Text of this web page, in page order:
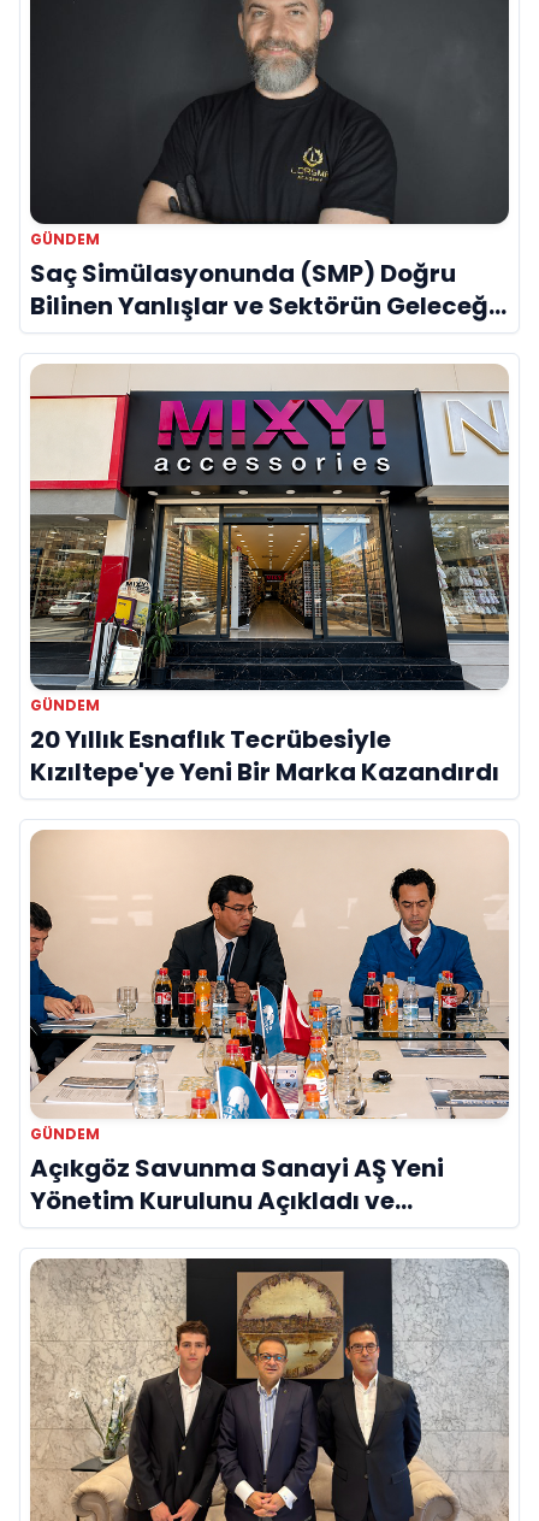
GÜNDEM
Saç Simülasyonunda (SMP) Doğru
Bilinen Yanlışlar ve Sektörün Geleceği:
Onur Akdeniz ile Özel Röportaj
GÜNDEM
20 Yıllık Esnaflık Tecrübesiyle
Kızıltepe'ye Yeni Bir Marka Kazandırdı
GÜNDEM
Açıkgöz Savunma Sanayi AŞ Yeni
Yönetim Kurulunu Açıkladı ve
Savunma Sanayinde Küresel Vizyon
Vurgusu